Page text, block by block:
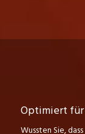
Optimiert
Wussten Sie,